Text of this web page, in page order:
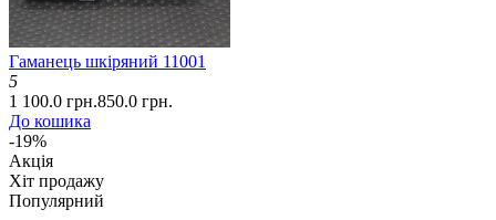
Гаманець шкіряний 11001
5
1 100.0 грн.850.0 грн.
До кошика
-19%
Акція
Хіт продажу
Популярний